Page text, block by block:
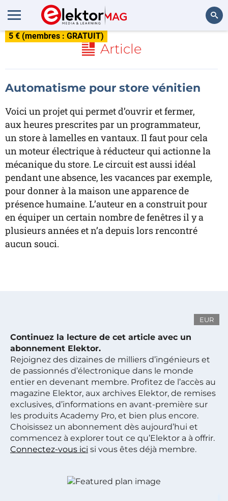
5 € (membres : GRATUIT)
Article
Automatisme pour store vénitien
Voici un projet qui permet d’ouvrir et fermer,
aux heures prescrites par un programmateur,
un store à lamelles en vantaux. Il faut pour cela
un moteur électrique à réducteur qui actionne la
mécanique du store. Le circuit est aussi idéal
pendant une absence, les vacances par exemple,
pour donner à la maison une apparence de
présence humaine. L’auteur en a construit pour
en équiper un certain nombre de fenêtres il y a
plusieurs années et n’a depuis lors rencontré
aucun souci.
EUR
Continuez la lecture de cet article avec un
abonnement Elektor.
Rejoignez des dizaines de milliers d’ingénieurs et
de passionnés d’électronique dans le monde
entier en devenant membre. Profitez de l’accès au
magazine Elektor, aux archives Elektor, de remises
exclusives, d’informations en avant-première sur
les produits Academy Pro, et bien plus encore.
Choisissez un abonnement dès aujourd’hui et
commencez à explorer tout ce qu’Elektor a à offrir.
Connectez-vous ici si vous êtes déjà membre.